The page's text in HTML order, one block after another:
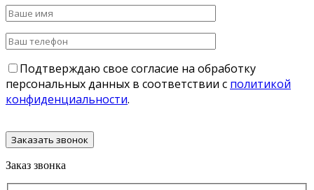
Подтверждаю свое согласие на обработку
персональных данных в соответствии с политикой
конфиденциальности.
Заказ звонка